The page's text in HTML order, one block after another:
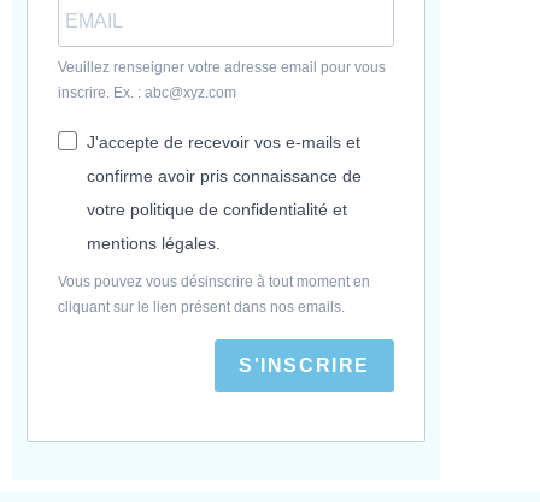
Veuillez renseigner votre adresse email pour vous
inscrire. Ex. : abc@xyz.com
J'accepte de recevoir vos e-mails et
confirme avoir pris connaissance de
votre politique de confidentialité et
mentions légales.
Vous pouvez vous désinscrire à tout moment en
cliquant sur le lien présent dans nos emails.
S'INSCRIRE